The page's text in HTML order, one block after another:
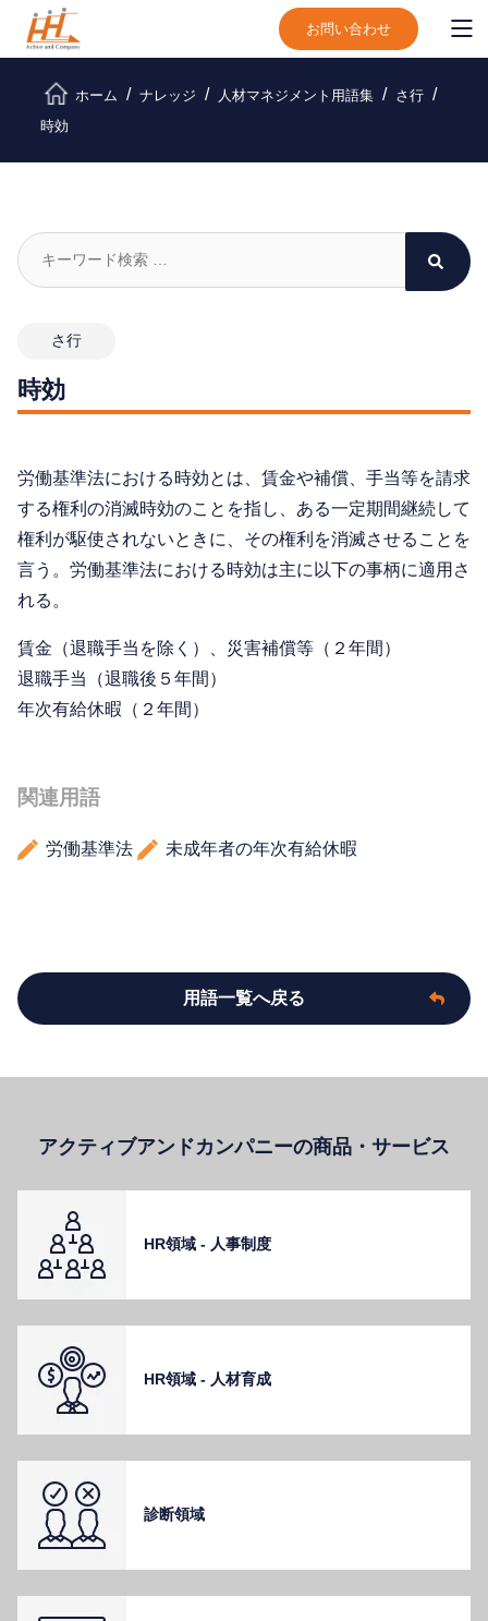
お問い合わせ
ホーム ナレッジ 人材マネジメント用語集
さ行
時効
さ行
時効
労働基準法における時効とは、賃金や補償、手当等を請求
する権利の消滅時効のことを指し、ある一定期間継続して
権利が駆使されないときに、その権利を消滅させることを
言う。労働基準法における時効は主に以下の事柄に適用さ
れる。
賃金（退職手当を除く）、災害補償等（２年間）
退職手当（退職後５年間）
年次有給休暇（２年間）
関連用語
労働基準法 未成年者の年次有給休暇
用語一覧へ戻る
アクティブアンドカンパニーの商品・サービス
HR領域 - ⼈事制度
HR領域 - ⼈材育成
診断領域